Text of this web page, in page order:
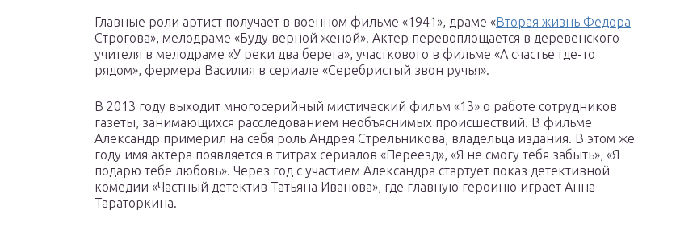
Главные роли артист получает в военном фильме «1941», драме «Вторая жизнь Федора
Строгова», мелодраме «Буду верной женой». Актер перевоплощается в деревенского
учителя в мелодраме «У реки два берега», участкового в фильме «А счастье где-то
рядом», фермера Василия в сериале «Серебристый звон ручья».
В 2013 году выходит многосерийный мистический фильм «13» о работе сотрудников
газеты, занимающихся расследованием необъяснимых происшествий. В фильме
Александр примерил на себя роль Андрея Стрельникова, владельца издания. В этом же
году имя актера появляется в титрах сериалов «Переезд», «Я не смогу тебя забыть», «Я
подарю тебе любовь». Через год с участием Александра стартует показ детективной
комедии «Частный детектив Татьяна Иванова», где главную героиню играет Анна
Тараторкина.